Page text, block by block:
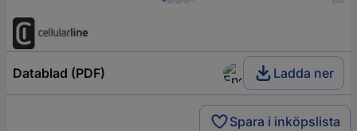
Datablad (PDF) Ladda ner
Spara i inköpslista